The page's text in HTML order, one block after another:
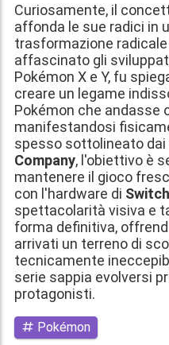
Curiosamente, il
affonda le sue radici in
trasformazione
affascinato gli
Pokémon X e Y, fu
creare un legame
Pokémon che andasse
manifestandosi
spesso sottolineato dai
Company, l'obiettivo è
mantenere il gioco
con l'hardware di
spettacolarità visiva e
forma definitiva,
arrivati un terreno di
tecnicamente
serie sappia evolversi
protagonisti.
Pokémon